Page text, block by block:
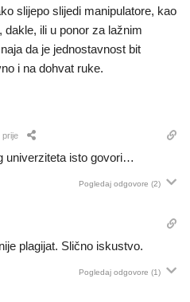
slijepo slijedi manipulatore, kao
ili u ponor za lažnim
da je jednostavnost bit
i na dohvat ruke.
prije
univerziteta isto govori…
Pogledaj odgovore (2)
plagijat. Slično iskustvo.
Pogledaj odgovore (1)